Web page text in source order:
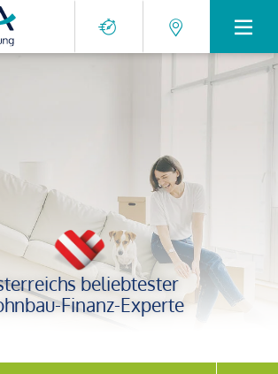
beliebtester
Finanz-Experte